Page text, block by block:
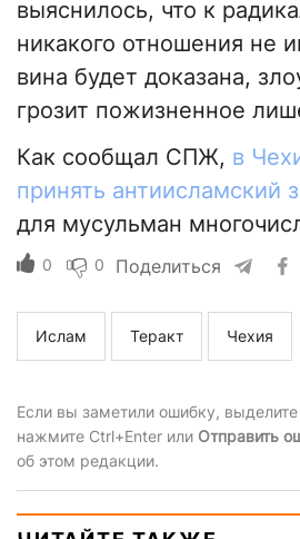
выяснилось, что к
никакого отношения не
вина будет доказана,
грозит пожизненное
Как сообщал СПЖ, в
принять антиисламский
для мусульман
0 0 Поделиться
Ислам Теракт Чехия
Если вы заметили ошибку,
нажмите Ctrl+Enter или Отправить
об этом редакции.